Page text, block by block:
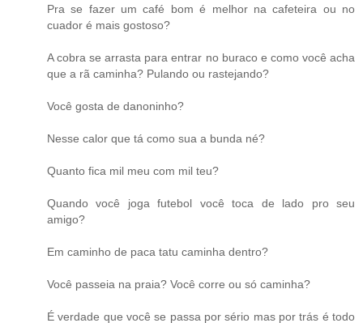
Pra se fazer um café bom é melhor na cafeteira ou no
cuador é mais gostoso?
A cobra se arrasta para entrar no buraco e como você acha
que a rã caminha? Pulando ou rastejando?
Você gosta de danoninho?
Nesse calor que tá como sua a bunda né?
Quanto fica mil meu com mil teu?
Quando você joga futebol você toca de lado pro seu
amigo?
Em caminho de paca tatu caminha dentro?
Você passeia na praia? Você corre ou só caminha?
É verdade que você se passa por sério mas por trás é todo